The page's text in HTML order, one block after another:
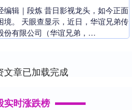
编辑｜段炼 昔日影视龙头，如今正面
境。 天眼查显示，近日，华谊兄弟传
份有限公司（华谊兄弟，
文章已加载完成
实时涨跌榜